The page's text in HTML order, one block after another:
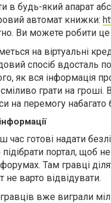
в будь-який апарат
автомат книжки:
Ви можете робити
на віртуальні
спосіб вдосталь
як вся інформація
грати на гроші.
на перемогу набагато
час готові надати
портал, щоб
форумах. Там гравці
не варто відвідувати.
вже виграли